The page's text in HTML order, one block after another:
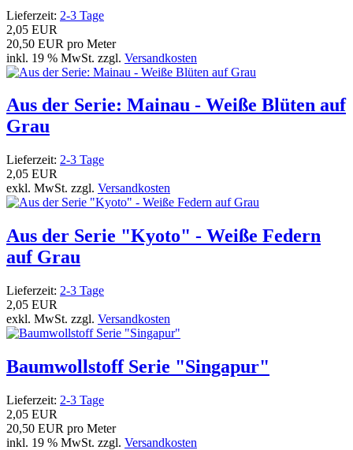
Lieferzeit: 2-3 Tage
2,05 EUR
20,50 EUR pro Meter
inkl. 19 % MwSt. zzgl. Versandkosten
Aus der Serie: Mainau - Weiße Blüten auf
Grau
Lieferzeit: 2-3 Tage
2,05 EUR
exkl. MwSt. zzgl. Versandkosten
Aus der Serie "Kyoto" - Weiße Federn
auf Grau
Lieferzeit: 2-3 Tage
2,05 EUR
exkl. MwSt. zzgl. Versandkosten
Baumwollstoff Serie "Singapur"
Lieferzeit: 2-3 Tage
2,05 EUR
20,50 EUR pro Meter
inkl. 19 % MwSt. zzgl. Versandkosten